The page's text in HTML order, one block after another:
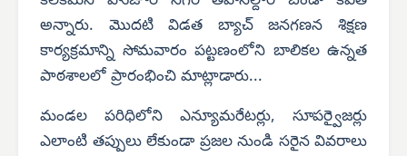
అన్నారు. మొదటి విడత బ్యాచ్ జనగణన శిక్షణ
కార్యక్రమాన్ని సోమవారం పట్టణంలోని బాలికల ఉన్నత
పాఠశాలలో ప్రారంభించి మాట్లాడారు...
మండల పరిధిలోని ఎన్యూమరేటర్లు, సూపర్వైజర్లు
ఎలాంటి తప్పులు లేకుండా ప్రజల నుండి సరైన వివరాలు